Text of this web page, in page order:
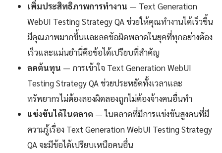
เพิ่มประสิทธิภาพการทำงาน — Text Generation
WebUI Testing Strategy QA ช่วยให้คุณทำงานได้เร็วขึ้น
มีคุณภาพมากขึ้นและลดข้อผิดพลาดในยุคที่ทุกอย่างต้อง
เร็วและแม่นยำนี่คือข้อได้เปรียบที่สำคัญ
ลดต้นทุน — การเข้าใจ Text Generation WebUI
Testing Strategy QA ช่วยประหยัดทั้งเวลาและ
ทรัพยากรไม่ต้องลองผิดลองถูกไม่ต้องจ้างคนอื่นทำ
แข่งขันได้ในตลาด — ในตลาดที่มีการแข่งขันสูงคนที่มี
ความรู้เรื่อง Text Generation WebUI Testing Strategy
QA จะมีข้อได้เปรียบเหนือคนอื่น